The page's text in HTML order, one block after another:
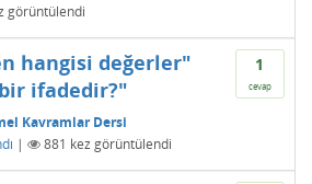
görüntülendi
1
cevap
hangisi değerler"
ifadedir?"
Kavramlar Dersi
| 881 kez görüntülendi